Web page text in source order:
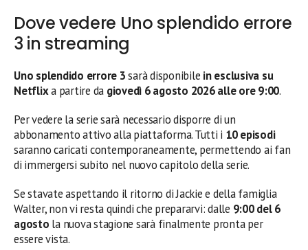
Dove vedere Uno splendido errore
3 in streaming
Uno splendido errore 3sarà disponibile in esclusiva su
Netflixa partire da giovedì 6 agosto 2026 alle ore 9:00.
Per vedere la serie sarà necessario disporre di un
abbonamento attivo alla piattaforma. Tutti i 10 episodi
saranno caricati contemporaneamente, permettendo ai fan
di immergersi subito nel nuovo capitolo della serie.
Se stavate aspettando il ritorno di Jackie e della famiglia
Walter, non vi resta quindi che prepararvi: dalle 9:00 del 6
agosto la nuova stagione sarà finalmente pronta per
essere vista.